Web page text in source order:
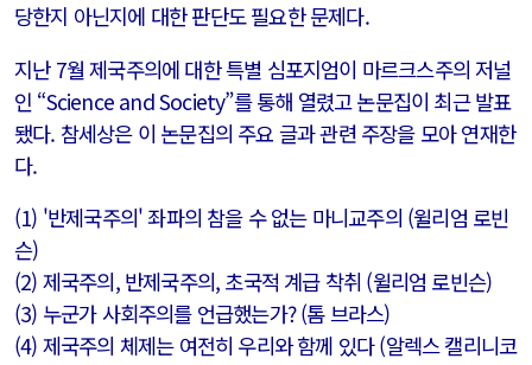
당한지 아닌지에 대한 판단도 필요한 문제다.
지난 7월 제국주의에 대한 특별 심포지엄이 마르크스주의 저널
인 “Science and Society”를 통해 열렸고 논문집이 최근 발표
됐다. 참세상은 이 논문집의 주요 글과 관련 주장을 모아 연재한
다.
(1) '반제국주의' 좌파의 참을 수 없는 마니교주의 (윌리엄 로빈
슨)
(2) 제국주의, 반제국주의, 초국적 계급 착취 (윌리엄 로빈슨)
(3) 누군가 사회주의를 언급했는가? (톰 브라스)
(4) 제국주의 체제는 여전히 우리와 함께 있다 (알렉스 캘리니코